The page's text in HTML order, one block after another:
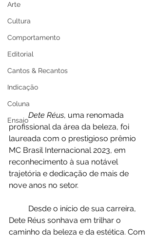
Arte
Cultura
Comportamento
Editorial
Cantos & Recantos
Indicação
Coluna
Ensaio
Dete Réus, uma renomada
profissional da área da beleza, foi
laureada com o prestigioso prêmio
MC Brasil Internacional 2023, em
reconhecimento à sua notável
trajetória e dedicação de mais de
nove anos no setor.
Dete Réus sonhava em trilhar o
caminho da beleza e da estética. Com